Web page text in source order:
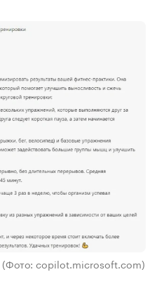
(Фото: copilot.microsoft.com)